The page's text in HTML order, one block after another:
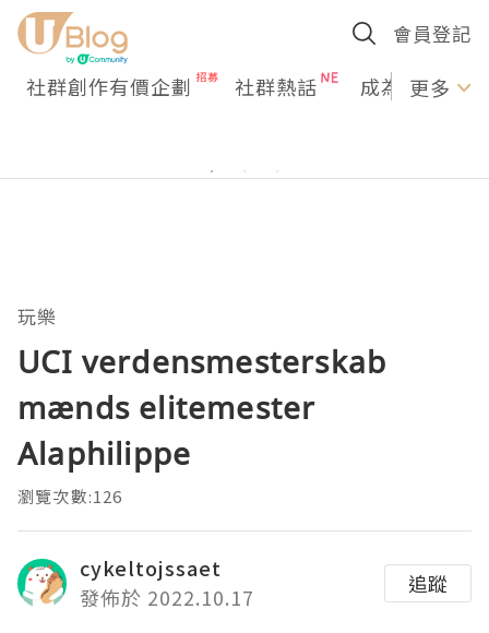
會員登記
社群創作有價企劃 社群熱話 成為U更多
玩樂
UCI verdensmesterskab
mænds elitemester
Alaphilippe
瀏覽次數:126
cykeltojssaet
發佈於 2022.10.17
追蹤